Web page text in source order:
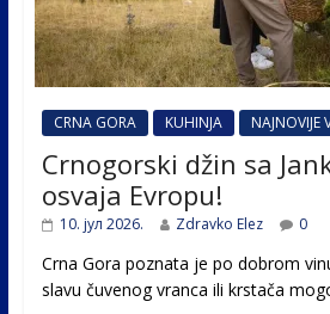
CRNA GORA KUHINJA NAJNOVIJE
Crnogorski džin sa
osvaja Evropu!
10. јул 2026. Zdravko Elez 0
Crna Gora poznata je po dobrom
slavu čuvenog vranca ili krstača